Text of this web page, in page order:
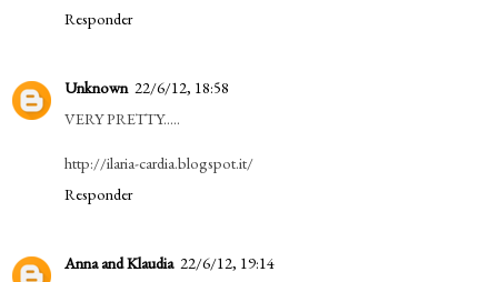
Responder
Unknown 22/6/12, 18:58
VERY PRETTY.....
http://ilaria-cardia.blogspot.it/
Responder
Anna and Klaudia 22/6/12, 19:14